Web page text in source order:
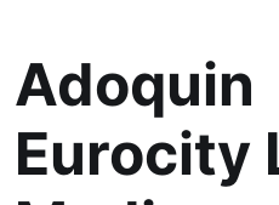
Adoquin
Eurocity